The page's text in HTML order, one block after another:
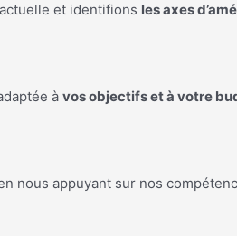
et identifions les axes
à vos objectifs et à votre
nous appuyant sur nos